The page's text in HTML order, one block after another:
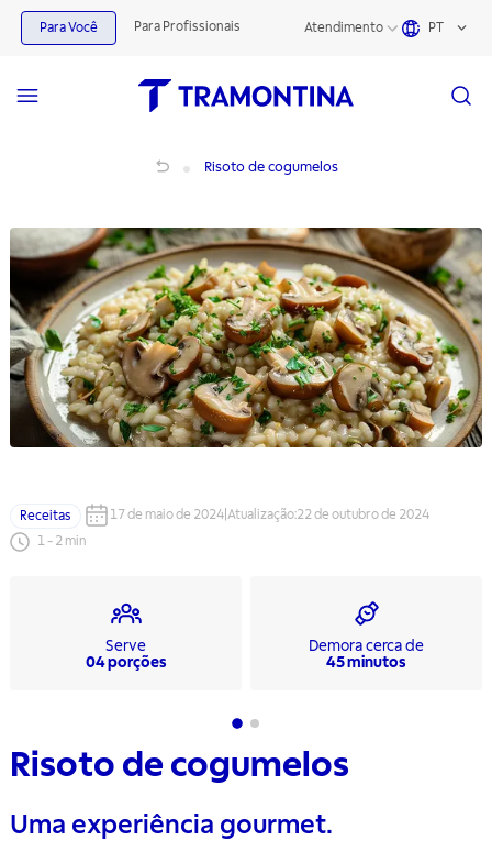
Para Você Para Profissionais Atendimento PT
Risoto de cogumelos
Receitas 17 de maio de 2024 Atualização:22 de outubro de 2024
1- 2 min
Serve
04 porções
Demora cerca de
45 minutos
Risoto de cogumelos
Uma experiência gourmet.